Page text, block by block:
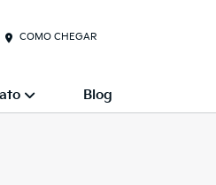
COMO CHEGAR
Blog